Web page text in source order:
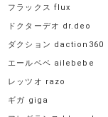
フラックス flux
ドクターデオ dr.deo
ダクション daction360
エールベベ ailebebe
レッツオ razo
ギガ giga